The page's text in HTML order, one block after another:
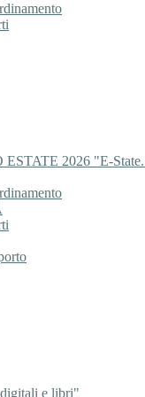
2026 "E-
e libri"